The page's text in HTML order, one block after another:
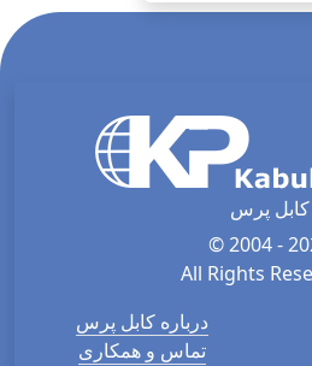
کابل پرس
© 2004 -
All Rights
درباره کابل پرس
تماس و همکاری